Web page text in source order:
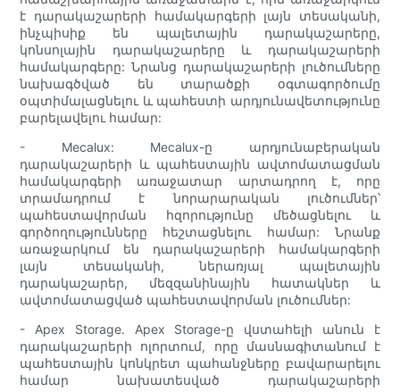
է դարակաշարերի համակարգերի լայն տեսականի,
ինչպիսիք են պալետային դարակաշարերը,
կոնսոլային դարակաշարերը և դարակաշարերի
համակարգերը: Նրանց դարակաշարերի լուծումները
նախագծված են տարածքի օգտագործումը
օպտիմալացնելու և պահեստի արդյունավետությունը
բարելավելու համար:
- Mecalux: Mecalux-ը արդյունաբերական
դարակաշարերի և պահեստային ավտոմատացման
համակարգերի առաջատար արտադրող է, որը
տրամադրում է նորարարական լուծումներ՝
պահեստավորման հզորությունը մեծացնելու և
գործողությունները հեշտացնելու համար: Նրանք
առաջարկում են դարակաշարերի համակարգերի
լայն տեսականի, ներառյալ պալետային
դարակաշարեր, մեզզանինային հատակներ և
ավտոմատացված պահեստավորման լուծումներ:
- Apex Storage. Apex Storage-ը վստահելի անուն է
դարակաշարերի ոլորտում, որը մասնագիտանում է
պահեստային կոնկրետ պահանջները բավարարելու
համար նախատեսված դարակաշարերի